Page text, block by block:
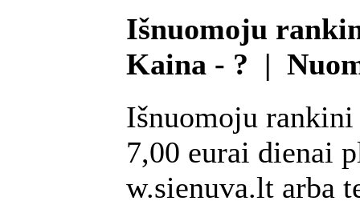
Išnuomoju
Kaina - ? |
Išnuomoju rankini
7,00 eurai dienai
w.sienuva.lt arba